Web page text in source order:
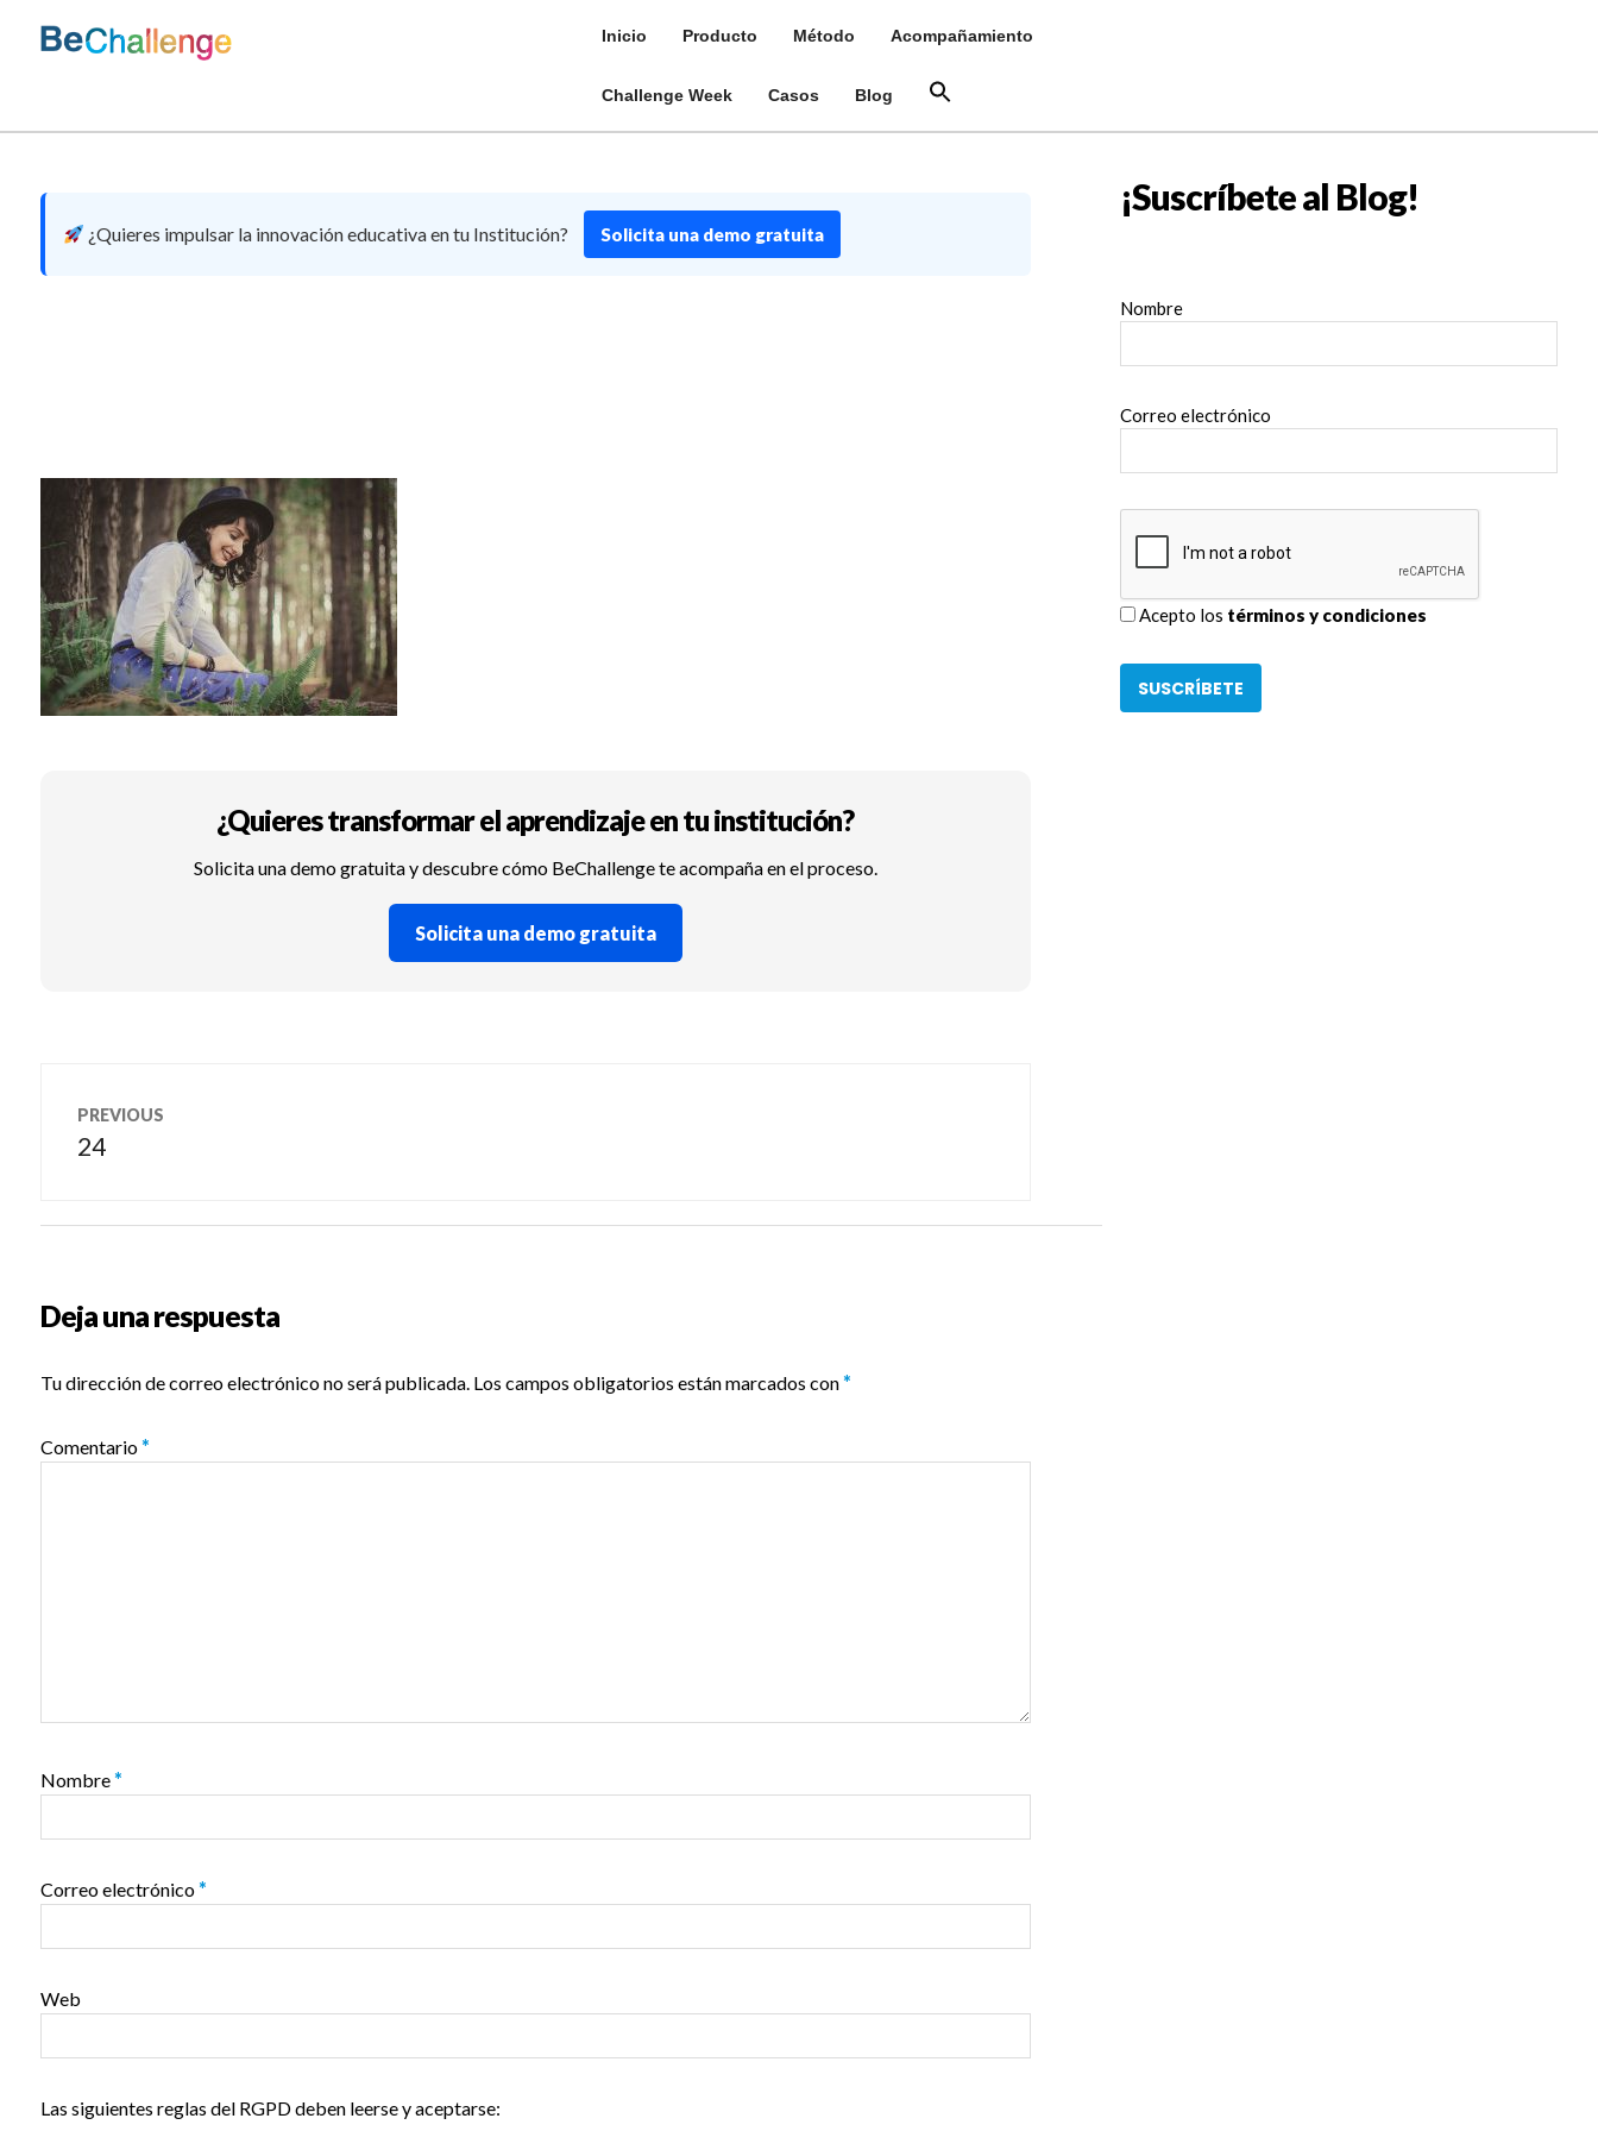
Inicio Producto Método Acompañamiento
Challenge Week Casos Blog
¿Quieres impulsar la innovación educativa en tu Institución? Solicita una demo gratuita
¿Quieres transformar el aprendizaje en tu institución?
Solicita una demo gratuita y descubre cómo BeChallenge te acompaña en el proceso.
Solicita una demo gratuita
PREVIOUS
Previous
24
Deja una respuesta
Tu dirección de correo electrónico no será publicada. Los campos obligatorios están marcados con*
Comentario*
Nombre*
Correo electrónico*
Web
Las siguientes reglas del RGPD deben leerse y aceptarse:
¡Suscríbete al Blog!
Nombre
Correo electrónico
Acepto los términos y condiciones